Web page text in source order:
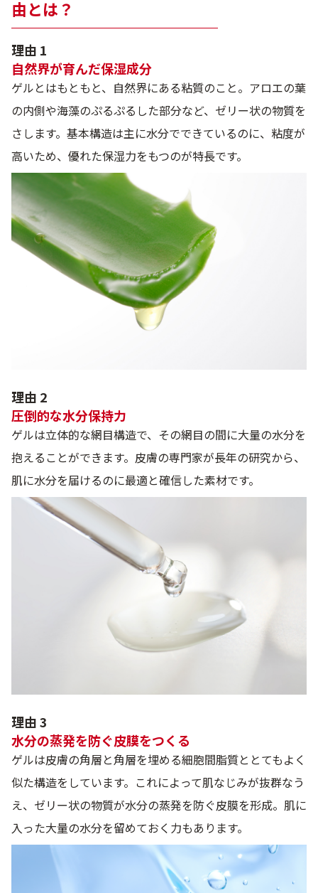
由とは？
理由 1
自然界が育んだ保湿成分
ゲルとはもともと、自然界にある粘質のこと。アロエの葉
の内側や海藻のぷるぷるした部分など、ゼリー状の物質を
さします。基本構造は主に水分でできているのに、粘度が
高いため、優れた保湿力をもつのが特長です。
理由 2
圧倒的な水分保持力
ゲルは立体的な網目構造で、その網目の間に大量の水分を
抱えることができます。皮膚の専門家が長年の研究から、
肌に水分を届けるのに最適と確信した素材です。
理由 3
水分の蒸発を防ぐ皮膜をつくる
ゲルは皮膚の角層と角層を埋める細胞間脂質ととてもよく
似た構造をしています。これによって肌なじみが抜群なう
え、ゼリー状の物質が水分の蒸発を防ぐ皮膜を形成。肌に
入った大量の水分を留めておく力もあります。